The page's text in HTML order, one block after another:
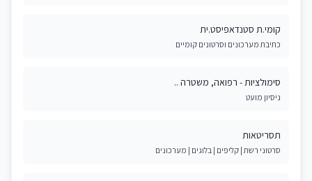
קומי.ת סטנדאפיסט.ית
כתיבת מערכונים וסרטונים קומיים
סימולציות - רפואה, משטרה ..
ניסיון מועט
תסריטאות
סרטוני רשת | קליפים | בלוגים | מערכונים